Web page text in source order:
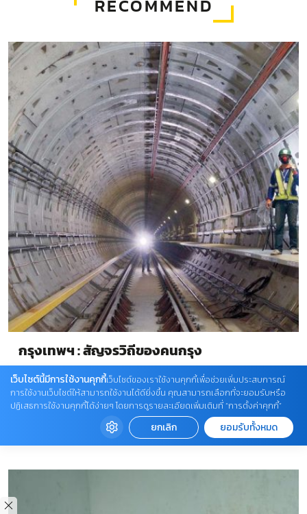
RECOMMEND
กรุงเทพฯ : สัญจรวิถีของคนกรุง
"ความที่อยู่กรุงเทพฯ ทุกคนจึงต้องหาวิธีเดินทางที่มี
ประสิทธิภาพสูงสุดของตัวเอง ด้วยต้นทุนและรูปแบบที่แตก
ต่างกันออกไป" ขณะที่ชนชั้นกลางเลือกที่จะจ่ายเงินเพื่อแลก
เวลาและความสะดวกสบาย แต่ชนชั้นแรงงานที่ไม่มีทางเลือก
มากนัก ถูกบังคับให้จ่ายด้วยเวลา เพื่อเก็บเงินไว้ในกระเป๋าREAD
MORE
เว็บไซต์นี้มีการใช้งานคุกกี้เว็บไซต์ของเราใช้งานคุกกี้เพื่อช่วยเพิ่มประสบการณ์
การใช้งานเว็บไซต์ให้สามารถใช้งานได้ดียิ่งขึ้น คุณสามารถเลือกที่จะยอมรับหรือ
ปฏิเสธการใช้งานคุกกี้ได้ง่ายๆ โดยการดูรายละเอียดเพิ่มเติมที่ “การตั้งค่าคุกกี้”
ยกเลิก ยอมรับทั้งหมด